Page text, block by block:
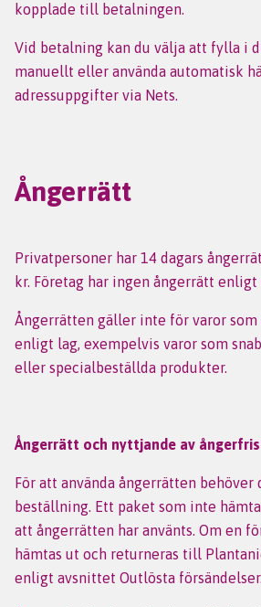
kopplade till betalningen.
Vid betalning kan du välja att fylla i
manuellt eller använda automatisk
adressuppgifter via Nets.
Ångerrätt
Privatpersoner har 14 dagars
kr. Företag har ingen ångerrätt enligt
Ångerrätten gäller inte för varor som
enligt lag, exempelvis varor som
eller specialbeställda produkter.
Ångerrätt och nyttjande av
För att använda ångerrätten
beställning. Ett paket som inte
att ångerrätten har använts. Om en
hämtas ut och returneras till
enligt avsnittet Outlösta försändelser.